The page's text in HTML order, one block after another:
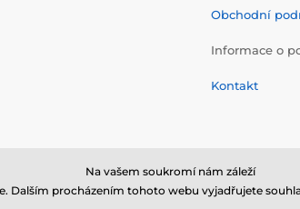
Obchodní
Informace o
Kontakt
© 2026 www.termihracky.cz ⦁ E-shop vytvořila
Na vašem soukromí nám záleží
Dalším procházením tohoto webu vyjadřujete